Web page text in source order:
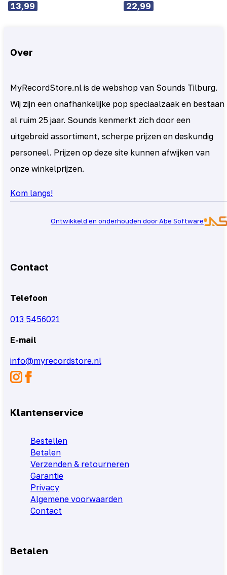
13,99
22,99
Over
MyRecordStore.nl is de webshop van Sounds Tilburg.
Wij zijn een onafhankelijke pop speciaalzaak en bestaan
al ruim 25 jaar. Sounds kenmerkt zich door een
uitgebreid assortiment, scherpe prijzen en deskundig
personeel. Prijzen op deze site kunnen afwijken van
onze winkelprijzen.
Kom langs!
Ontwikkeld en onderhouden door Abe Software
Contact
Telefoon
013 5456021
E-mail
info@myrecordstore.nl
Klantenservice
Bestellen
Betalen
Verzenden & retourneren
Garantie
Privacy
Algemene voorwaarden
Contact
Betalen